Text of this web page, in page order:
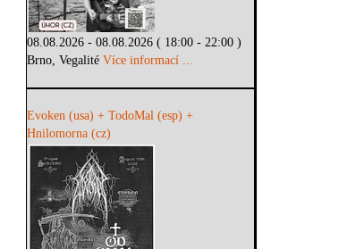
08.08.2026 - 08.08.2026 ( 18:00 - 22:00 )
Brno, VegalitéVíce informací ...
Evoken (usa) + TodoMal (esp) +
Hnilomorna (cz)